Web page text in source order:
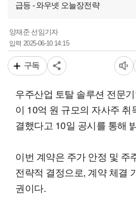
급등 - 와우넷 오늘장전략
양재준 선임기자
입력2025-06-10 14:15
구독
우주산업 토탈 솔루션 전문
이 10억 원 규모의 자사주 취
결했다고 10일 공시를 통해
이번 계약은 주가 안정 및 주
전략적 결정으로, 계약 체결
권이다.